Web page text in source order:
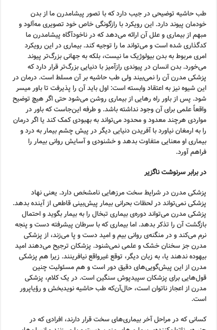
طب حاشیه توضیحی در جیب دارد که با تصور پیشامدرن ما از بدن
خودمان پیوند دارد. این رویکرد با رازگونگی خاص خود تصویری مه‌آلود و
مبهم از بیماری و علل آن ارائه می‌دهد که در ناخودآگاه پیشامدرن ما
کدگذاری شده است و می‌تواند ما را توجیه کند. بیماری در این رویکرد
امری مربوط به بدن بیولوژیک ما نیست، بلکه به جهانی بزرگ‌تر پیوند
می‌خورد. بدن انسان در پیوندی رازآمیز با دنیایی بزرگ‌تر قرار دارد که
پزشکی مدرن آن را نمی‌بیند ولی طب حاشیه بر آن مسلط است. درمان در
این شیوه نیز به اعتقاد وابسته است: اول باید آن را پذیرفت تا باور میسر
شود. پس از باور راه رهایی از بیماری روشن می‌شود حتی اگر هیچ توضیح
واقعاً علمی برای آن وجود نداشته باشد. و طرفه این‌جاست که باور در
مواردی هرچند معدود و محدود می‌تواند به بهبودی کمک کند یا اگر درمان
را به ارمغان نیاورد با آفریدن دنیایی دیگر در پیش چشم بیمار به درد و
بیماری او معنایی متفاوت بدهد و خشنودی و آسایش روانی بیمار را
فراهم آورد.
در برابر سرنوشت ناگزیر
پزشکی مدرن در شرایط سخت مرزهایی نامشخص دارد. یعنی نهاد
پزشکی نمی‌تواند در لحظات بحرانی بیمار پیش‌بینی قاطعی از آینده بدهد.
پزشکی مدرن می‌تواند دوره‌ی بیماری تبخال را به بیمار بگوید و احتمال
بازگشت آن را تذکر بدهد. اما بیماری که با سرطان پیشرفته دست و پنجه
نرم می‌کند و در منگنه‌ی روانی بیم و امید دست و پا می‌زند، از پزشکی
مدرن جز سخنان خشک و علمی نمی‌شنود. پزشکان ترجیح می‌دهند امید
بیهوده ندهند یا، به زبان دیگر، توقع غیرواقع نیافرینند. زیرا هم پزشکی
مدرن از این پیش‌گویی‌های دقیق دور است و هم مسئولیت چنین
قول‌هایی برای پزشکان سپیدپوش سنگین است. در یک کلام، پزشکی
مدرن از اعجاز ناتوان است، حال‌آن‌که طب حاشیه نویدبخش و رؤیاپرور
است.
کسانی که در مراحل آخر بیماری‌های سخت قرار دارند، افرادی که در